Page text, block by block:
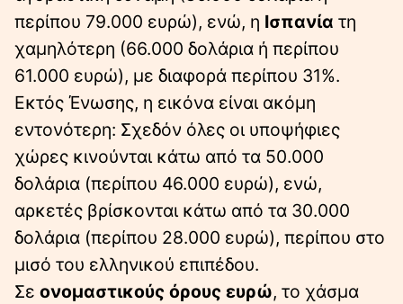
περίπου 79.000 ευρώ), ενώ, η Ισπανία τη
χαμηλότερη (66.000 δολάρια ή περίπου
61.000 ευρώ), με διαφορά περίπου 31%.
Εκτός Ένωσης, η εικόνα είναι ακόμη
εντονότερη: Σχεδόν όλες οι υποψήφιες
χώρες κινούνται κάτω από τα 50.000
δολάρια (περίπου 46.000 ευρώ), ενώ,
αρκετές βρίσκονται κάτω από τα 30.000
δολάρια (περίπου 28.000 ευρώ), περίπου στο
μισό του ελληνικού επιπέδου.
Σε ονομαστικούς όρους ευρώ, το χάσμα